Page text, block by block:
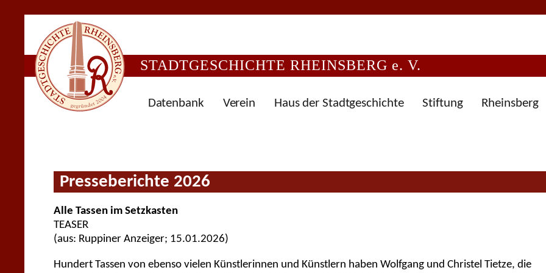
Datenbank Verein Haus der Stadtgeschichte Stiftung Rheinsberg
STADTGESCHICHTE RHEINSBERG e. V.
Presseberichte 2026
Alle Tassen im Setzkasten
TEASER
(aus: Ruppiner Anzeiger; 15.01.2026)
Hundert Tassen von ebenso vielen Künstlerinnen und Künstlern haben Wolfgang und Christel Tietze, die